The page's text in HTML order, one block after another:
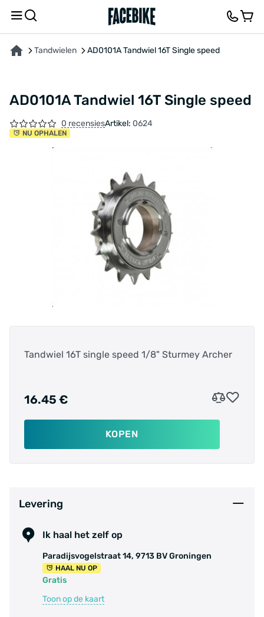
Tandwielen AD0101A Tandwiel 16T Single speed
AD0101A Tandwiel 16T Single speed
0 recensiesArtikel: 0624
NU OPHALEN
Tandwiel 16T single speed 1/8" Sturmey Archer
16.45 €
KOPEN
Levering
Ik haal het zelf op
Paradijsvogelstraat 14, 9713 BV Groningen
HAAL NU OP
Gratis
Toon op de kaart
OVER HET PRODUCT FEEDBACK EN VRAGEN